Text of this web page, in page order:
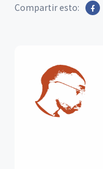
Compartir esto: